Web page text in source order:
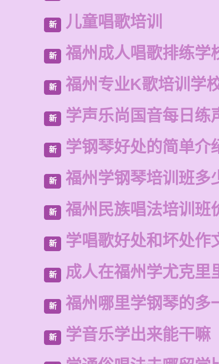
新 儿童唱歌培训
新 福州成人唱歌排练学
新 福州专业K歌培训学
新 学声乐尚国音每日练
新 学钢琴好处的简单介
新 福州学钢琴培训班多
新 福州民族唱法培训班
新 学唱歌好处和坏处作
新 成人在福州学尤克里
新 福州哪里学钢琴的多
新 学音乐学出来能干嘛